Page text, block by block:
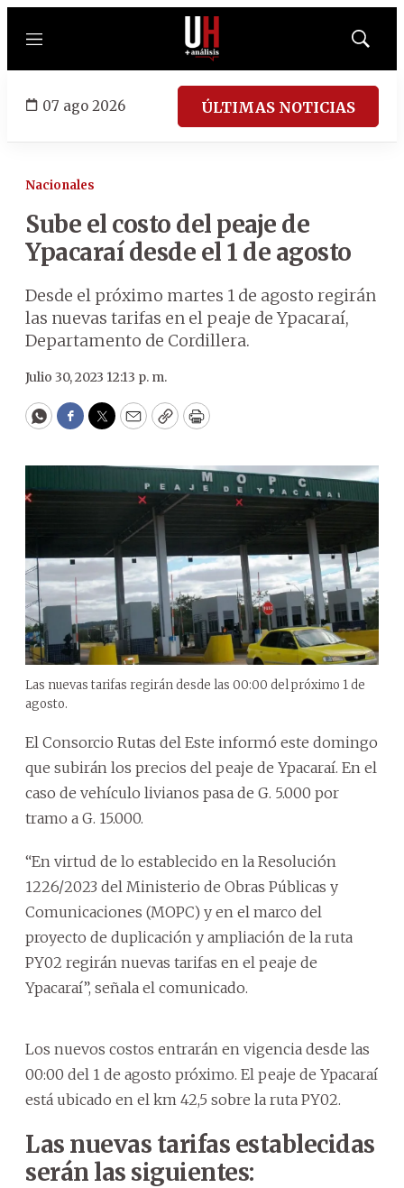
Menú
Mostrar
07 ago 2026 ÚLTIMAS NOTICIAS
Nacionales
Sube el costo del peaje de
Ypacaraí desde el 1 de agosto
Desde el próximo martes 1 de agosto regirán
las nuevas tarifas en el peaje de Ypacaraí,
Departamento de Cordillera.
Julio 30, 2023 12:13 p. m.
WhatsApp
Facebook
Twitter
EmailCopyPrint
Las nuevas tarifas regirán desde las 00:00 del próximo 1 de
agosto.
El Consorcio Rutas del Este informó este domingo
que subirán los precios del peaje de Ypacaraí. En el
caso de vehículo livianos pasa de G. 5.000 por
tramo a G. 15.000.
“En virtud de lo establecido en la Resolución
1226/2023 del Ministerio de Obras Públicas y
Comunicaciones (MOPC) y en el marco del
proyecto de duplicación y ampliación de la ruta
PY02 regirán nuevas tarifas en el peaje de
Ypacaraí”, señala el comunicado.
Los nuevos costos entrarán en vigencia desde las
00:00 del 1 de agosto próximo. El peaje de Ypacaraí
está ubicado en el km 42,5 sobre la ruta PY02.
Las nuevas tarifas establecidas
serán las siguientes: